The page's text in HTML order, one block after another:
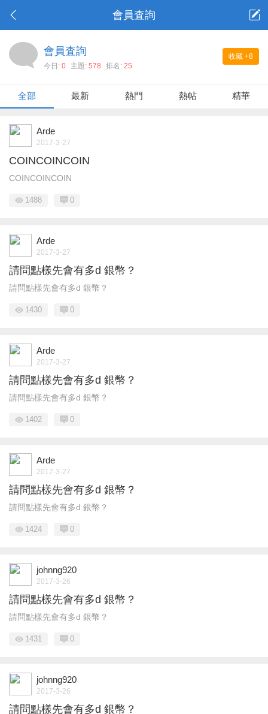
會員査詢
收藏 +8
會員査詢
今日: 0 主題: 578 排名: 25
全部 最新 熱門 熱帖 精華
Arde
2017-3-27
COINCOINCOIN
COINCOINCOIN
1488 0
Arde
2017-3-27
請問點樣先會有多d 銀幣？
請問點樣先會有多d 銀幣？
1430 0
Arde
2017-3-27
請問點樣先會有多d 銀幣？
請問點樣先會有多d 銀幣？
1402 0
Arde
2017-3-27
請問點樣先會有多d 銀幣？
請問點樣先會有多d 銀幣？
1424 0
johnng920
2017-3-26
請問點樣先會有多d 銀幣？
請問點樣先會有多d 銀幣？
1431 0
johnng920
2017-3-26
請問點樣先會有多d 銀幣？